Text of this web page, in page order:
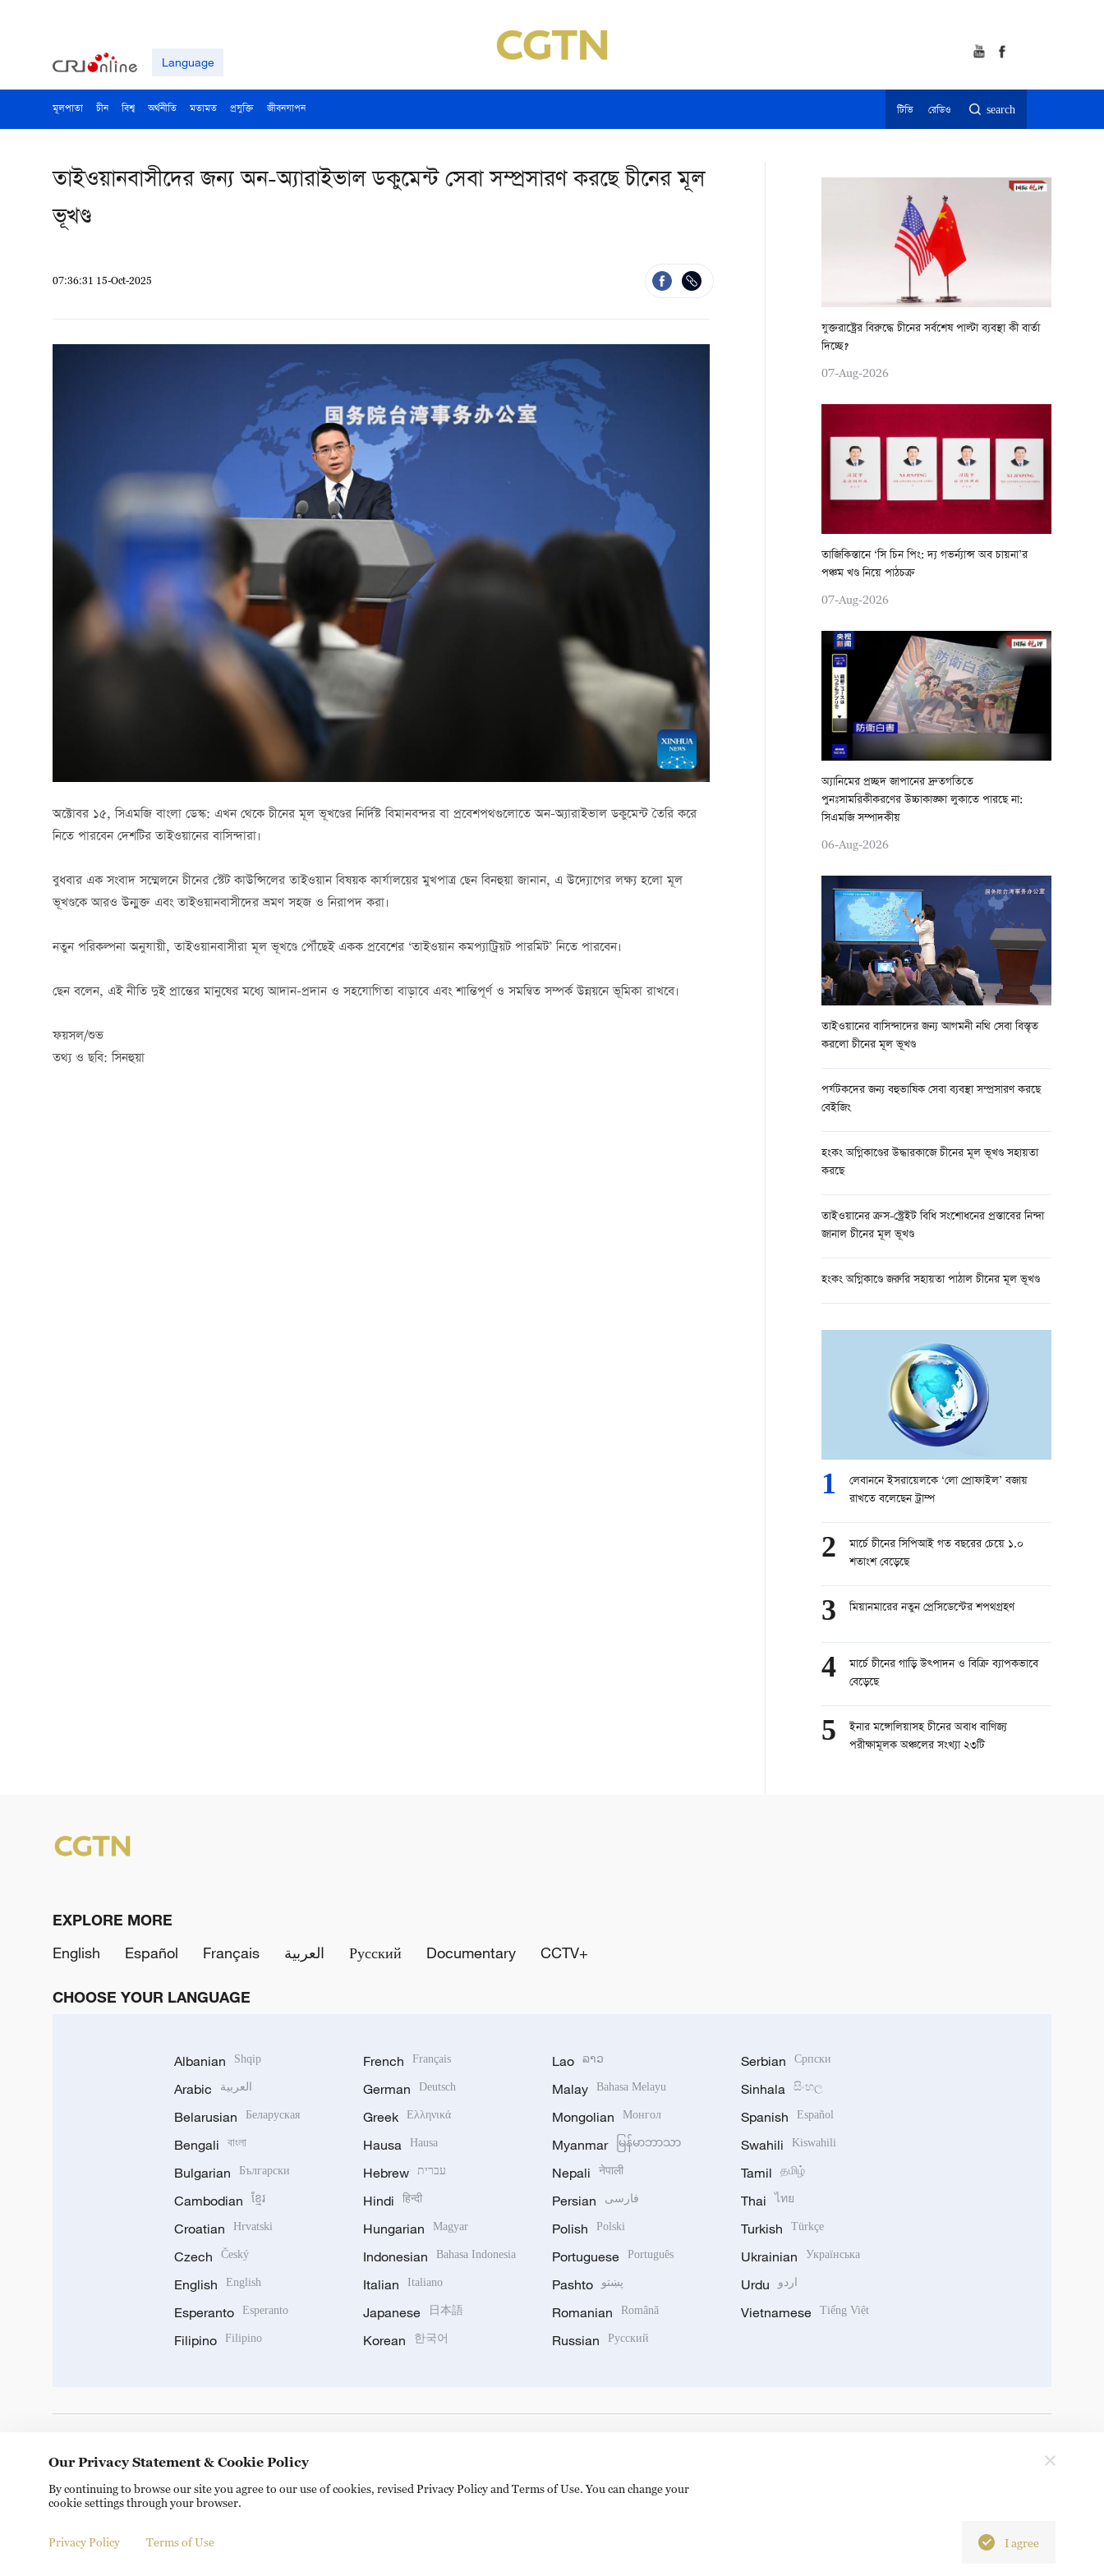
Language
মূলপাতা চীন বিশ্ব অর্থনীতি মতামত প্রযুক্তি জীবনযাপন টিভি রেডিও search
তাইওয়ানবাসীদের জন্য অন-অ্যারাইভাল ডকুমেন্ট সেবা সম্প্রসারণ করছে চীনের মূল
ভূখণ্ড
07:36:31 15-Oct-2025
অক্টোবর ১৫, সিএমজি বাংলা ডেস্ক: এখন থেকে চীনের মূল ভূখণ্ডের নির্দিষ্ট বিমানবন্দর বা প্রবেশপথগুলোতে অন-অ্যারাইভাল ডকুমেন্ট তৈরি করে
নিতে পারবেন দেশটির তাইওয়ানের বাসিন্দারা।
বুধবার এক সংবাদ সম্মেলনে চীনের স্টেট কাউন্সিলের তাইওয়ান বিষয়ক কার্যালয়ের মুখপাত্র ছেন বিনহুয়া জানান, এ উদ্যোগের লক্ষ্য হলো মূল
ভূখণ্ডকে আরও উন্মুক্ত এবং তাইওয়ানবাসীদের ভ্রমণ সহজ ও নিরাপদ করা।
নতুন পরিকল্পনা অনুযায়ী, তাইওয়ানবাসীরা মূল ভূখণ্ডে পৌঁছেই একক প্রবেশের ‘তাইওয়ান কমপ্যাট্রিয়ট পারমিট’ নিতে পারবেন।
ছেন বলেন, এই নীতি দুই প্রান্তের মানুষের মধ্যে আদান-প্রদান ও সহযোগিতা বাড়াবে এবং শান্তিপূর্ণ ও সমন্বিত সম্পর্ক উন্নয়নে ভূমিকা রাখবে।
ফয়সল/শুভ
তথ্য ও ছবি: সিনহুয়া
যুক্তরাষ্ট্রের বিরুদ্ধে চীনের সর্বশেষ পাল্টা ব্যবস্থা কী বার্তা
দিচ্ছে?
07-Aug-2026
তাজিকিস্তানে ‘সি চিন পিং: দ্য গভর্ন্যান্স অব চায়না’র
পঞ্চম খণ্ড নিয়ে পাঠচক্র
07-Aug-2026
অ্যানিমের প্রচ্ছদ জাপানের দ্রুতগতিতে
পুনঃসামরিকীকরণের উচ্চাকাঙ্ক্ষা লুকাতে পারছে না:
সিএমজি সম্পাদকীয়
06-Aug-2026
তাইওয়ানের বাসিন্দাদের জন্য আগমনী নথি সেবা বিস্তৃত
করলো চীনের মূল ভূখণ্ড
পর্যটকদের জন্য বহুভাষিক সেবা ব্যবস্থা সম্প্রসারণ করছে
বেইজিং
হংকং অগ্নিকাণ্ডের উদ্ধারকাজে চীনের মূল ভূখণ্ড সহায়তা
করছে
তাইওয়ানের ক্রস-স্ট্রেইট বিধি সংশোধনের প্রস্তাবের নিন্দা
জানাল চীনের মূল ভূখণ্ড
হংকং অগ্নিকাণ্ডে জরুরি সহায়তা পাঠাল চীনের মূল ভূখণ্ড
1
লেবাননে ইসরায়েলকে ‘লো প্রোফাইল’ বজায়
রাখতে বলেছেন ট্রাম্প
2
মার্চে চীনের সিপিআই গত বছরের চেয়ে ১.০
শতাংশ বেড়েছে
3 মিয়ানমারের নতুন প্রেসিডেন্টের শপথগ্রহণ
4
মার্চে চীনের গাড়ি উত্পাদন ও বিক্রি ব্যাপকভাবে
বেড়েছে
5
ইনার মঙ্গোলিয়াসহ চীনের অবাধ বাণিজ্য
পরীক্ষামূলক অঞ্চলের সংখ্যা ২৩টি
EXPLORE MORE
English
Español Français العربية Русский Documentary CCTV+
CHOOSE YOUR LANGUAGE
Albanian Shqip
Arabic العربية
Belarusian Беларуская
Bengali বাংলা
Bulgarian Български
Cambodian ខ្មែរ
Croatian Hrvatski
Czech Český
English English
Esperanto Esperanto
Filipino Filipino
French Français
German Deutsch
Greek Ελληνικά
Hausa Hausa
Hebrew עברית
Hindi हिन्दी
Hungarian Magyar
Indonesian Bahasa Indonesia
Italian Italiano
Japanese 日本語
Korean 한국어
Lao ລາວ
Malay Bahasa Melayu
Mongolian Монгол
Myanmar မြန်မာဘာသာ
Nepali नेपाली
Persian فارسی
Polish Polski
Portuguese Português
Pashto پښتو
Romanian Română
Russian Русский
Serbian Српски
Sinhala සිංහල
Spanish Español
Swahili Kiswahili
Tamil தமிழ்
Thai ไทย
Turkish Türkçe
Ukrainian Українська
Urdu اردو
Vietnamese Tiếng Việt
© China Radio International.CRI. All Rights Reserved. 16A Shijingshan Road, Beijing, China. 100040
Our Privacy Statement & Cookie Policy
By continuing to browse our site you agree to our use of cookies, revised Privacy Policy and Terms of Use. You can change your
cookie settings through your browser.
Privacy Policy Terms of Use I agree